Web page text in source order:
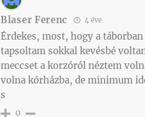
Blaser Ferenc 4 éve
Érdekes, most, hogy a
tapsoltam sokkal kevésbé
meccset a korzóról néztem
volna kórházba, de minimum
s
0